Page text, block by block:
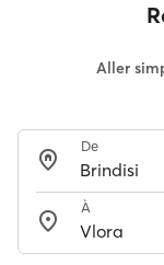
Aller
De
À